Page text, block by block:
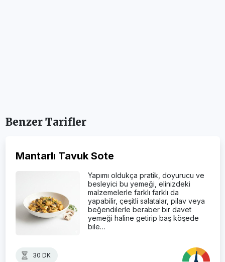
Benzer Tarifler
Mantarlı Tavuk Sote
Yapımı oldukça pratik, doyurucu ve
besleyici bu yemeği, elinizdeki
malzemelerle farklı farklı da
yapabilir, çeşitli salatalar, pilav veya
beğendilerle beraber bir davet
yemeği haline getirip baş köşede
bile…
30 DK